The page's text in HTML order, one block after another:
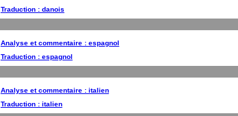
Traduction : danois
Analyse et commentaire : espagnol
Traduction : espagnol
Analyse et commentaire : italien
Traduction : italien